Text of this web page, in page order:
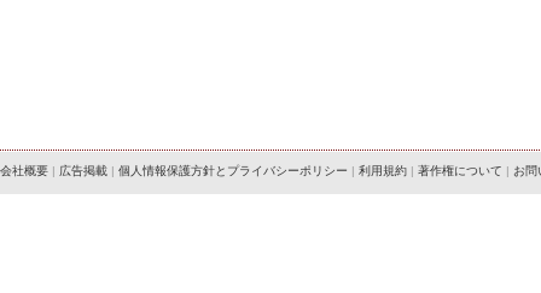
会社概要 | 広告掲載 | 個人情報保護方針とプライバシーポリシー | 利用規約 | 著作権について | お問